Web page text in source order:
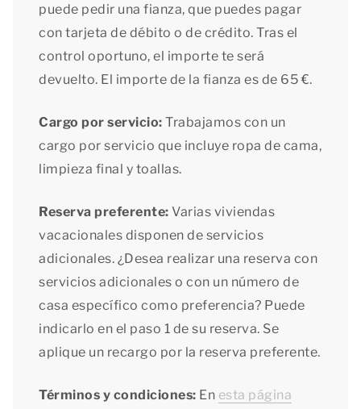
puede pedir una fianza, que puedes pagar
con tarjeta de débito o de crédito. Tras el
control oportuno, el importe te será
devuelto. El importe de la fianza es de 65 €.
Cargo por servicio: Trabajamos con un
cargo por servicio que incluye ropa de cama,
limpieza final y toallas.
Reserva preferente: Varias viviendas
vacacionales disponen de servicios
adicionales. ¿Desea realizar una reserva con
servicios adicionales o con un número de
casa específico como preferencia? Puede
indicarlo en el paso 1 de su reserva. Se
aplique un recargo por la reserva preferente.
Términos y condiciones: En esta página